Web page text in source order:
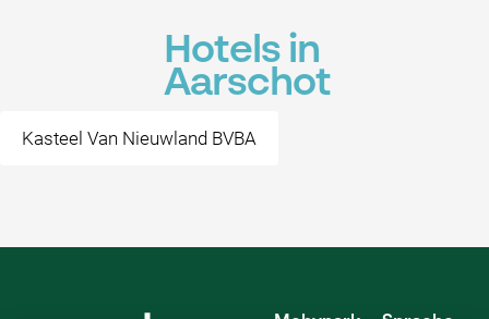
Hotels in
Aarschot
Kasteel Van Nieuwland BVBA